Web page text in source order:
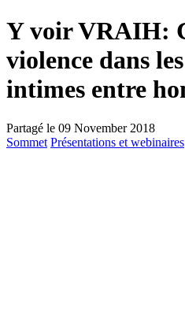
Y voir VRAIH:
violence dans
intimes entre
Partagé le 09 November2018
Sommet Présentations et webinaires